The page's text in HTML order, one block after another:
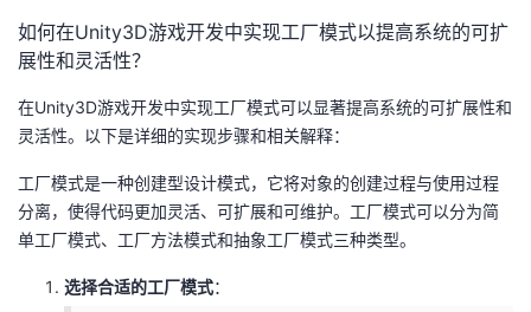
如何在Unity3D游戏开发中实现工厂模式以提高系统的可扩
展性和灵活性？
在Unity3D游戏开发中实现工厂模式可以显著提高系统的可扩展性和
灵活性。以下是详细的实现步骤和相关解释：
工厂模式是一种创建型设计模式，它将对象的创建过程与使用过程
分离，使得代码更加灵活、可扩展和可维护。工厂模式可以分为简
单工厂模式、工厂方法模式和抽象工厂模式三种类型。
选择合适的工厂模式：